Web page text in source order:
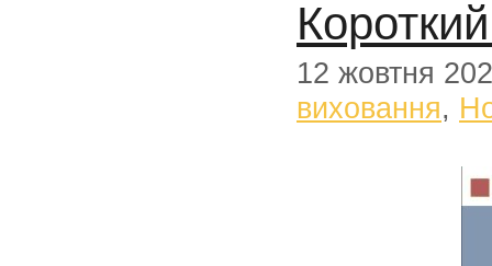
12 жовтня
виховання,